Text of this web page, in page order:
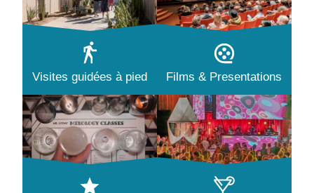
Visites guidées à pied Films & Presentations